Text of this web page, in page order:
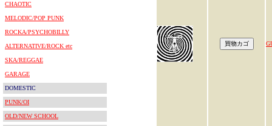
CHAOTIC
MELODIC/POP PUNK
ROCKA/PSYCHOBILLY
ALTERNATIVE/ROCK etc
SKA/REGGAE
GARAGE
DOMESTIC
PUNK/OI
OLD/NEW SCHOOL